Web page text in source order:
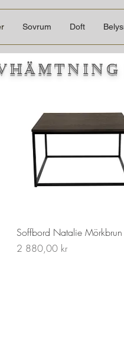
Sovrum Doft
Soffbord Natalie Mörkbrun
Pris
2 880,00 kr